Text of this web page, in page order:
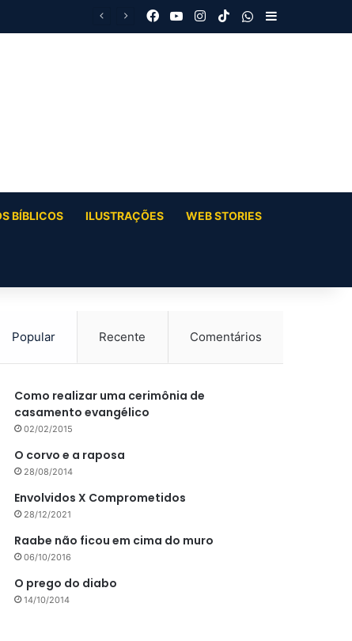
Facebook
YouTubeInstagram
TikTokWhatsApp
Barra Lateral
BÍBLICOS ILUSTRAÇÕES WEB STORIES
Popular Recente Comentários
Como realizar uma cerimônia de
casamento evangélico
02/02/2015
O corvo e a raposa
28/08/2014
Envolvidos X Comprometidos
28/12/2021
Raabe não ficou em cima do muro
06/10/2016
O prego do diabo
14/10/2014